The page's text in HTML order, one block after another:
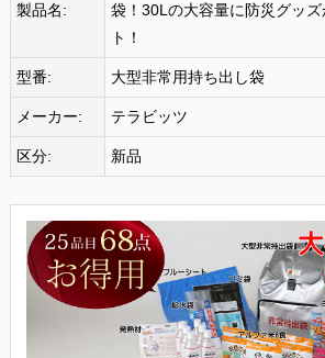
製品名:
袋！30Lの大容量に防災グッ
ト！
型番: 大型非常用持ち出し袋
メーカー: テラビッツ
区分: 新品